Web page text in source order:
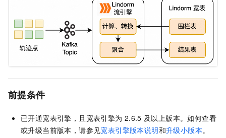
前提条件
已开通宽表引擎，且宽表引擎为 2.6.5 及以上版本。如何查看
或升级当前版本，请参见宽表引擎版本说明和升级小版本。